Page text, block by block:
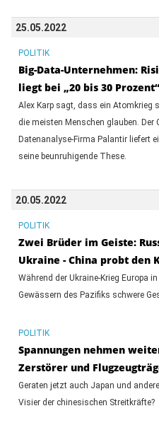
25.05.2022
POLITIK
Big-Data-Unternehmen:
liegt bei „20 bis 30 Prozent“
Alex Karp sagt, dass ein Atomkrieg
die meisten Menschen glauben. Der
Datenanalyse-Firma Palantir liefert
seine beunruhigende These.
20.05.2022
POLITIK
Zwei Brüder im Geiste:
Ukraine - China probt den
Während der Ukraine-Krieg Europa
Gewässern des Pazifiks schwere
POLITIK
Spannungen nehmen
Zerstörer und
Geraten jetzt auch Japan und
Visier der chinesischen Streitkräfte?